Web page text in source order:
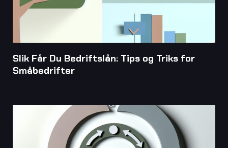
Slik Får Du Bedriftslån: Tips og Triks for
Småbedrifter